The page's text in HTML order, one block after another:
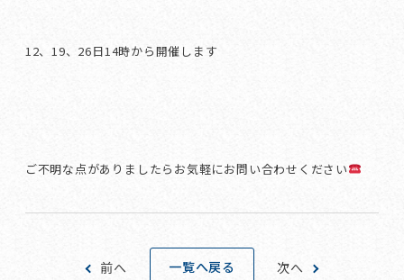
12、19、26日14時から開催します
ご不明な点がありましたらお気軽にお問い合わせください
前へ 一覧へ戻る 次へ